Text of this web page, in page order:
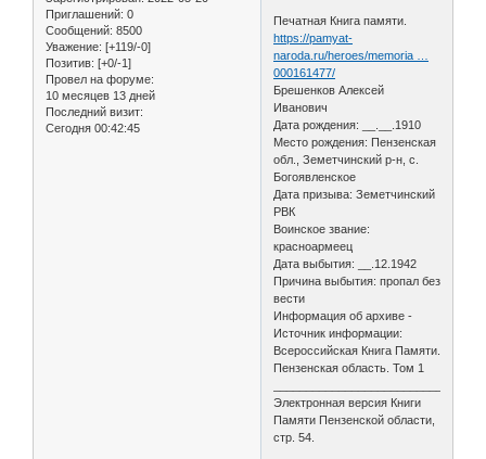
Приглашений: 0
Сообщений: 8500
Уважение: [+119/-0]
Позитив: [+0/-1]
Провел на форуме:
10 месяцев 13 дней
Последний визит:
Сегодня 00:42:45
Печатная Книга памяти.
https://pamyat-
naroda.ru/heroes/memoria …
000161477/
Брешенков Алексей
Иванович
Дата рождения: __.__.1910
Место рождения: Пензенская
обл., Земетчинский р-н, с.
Богоявленское
Дата призыва: Земетчинский
РВК
Воинское звание:
красноармеец
Дата выбытия: __.12.1942
Причина выбытия: пропал без
вести
Информация об архиве -
Источник информации:
Всероссийская Книга Памяти.
Пензенская область. Том 1
Электронная версия Книги
Памяти Пензенской области,
стр. 54.